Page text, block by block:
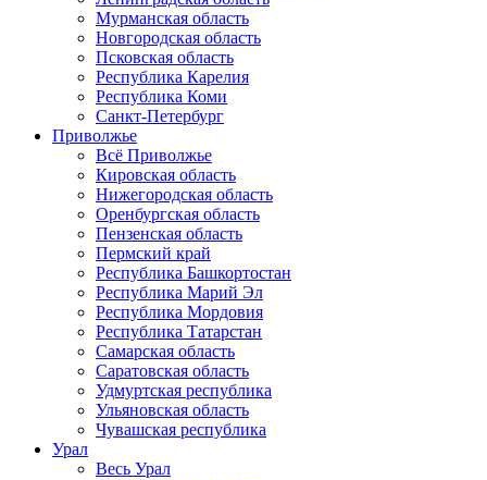
Мурманская область
Новгородская область
Псковская область
Республика Карелия
Республика Коми
Санкт-Петербург
Приволжье
Всё Приволжье
Кировская область
Нижегородская область
Оренбургская область
Пензенская область
Пермский край
Республика Башкортостан
Республика Марий Эл
Республика Мордовия
Республика Татарстан
Самарская область
Саратовская область
Удмуртская республика
Ульяновская область
Чувашская республика
Урал
Весь Урал